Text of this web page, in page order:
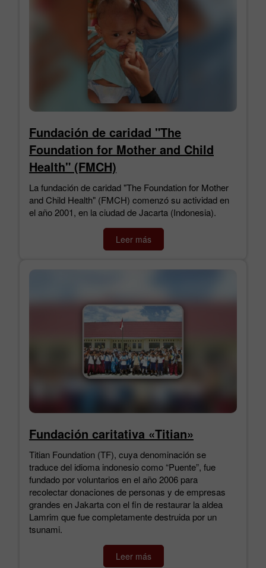
Fundación de caridad "The
Foundation for Mother and Child
Health" (FMCH)
La fundación de caridad "The Foundation for Mother
and Child Health" (FMCH) comenzó su actividad en
el año 2001, en la ciudad de Jacarta (Indonesia).
Leer más
Fundación caritativa «Titian»
Titian Foundation (TF), cuya denominación se
traduce del idioma indonesio como “Puente”, fue
fundado por voluntarios en el año 2006 para
recolectar donaciones de personas y de empresas
grandes en Jakarta con el fin de restaurar la aldea
Lamrim que fue completamente destruida por un
tsunami.
Leer más